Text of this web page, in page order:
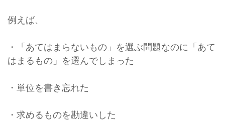
例えば、
・「あてはまらないもの」を選ぶ問題なのに「あて
はまるもの」を選んでしまった
・単位を書き忘れた
・求めるものを勘違いした